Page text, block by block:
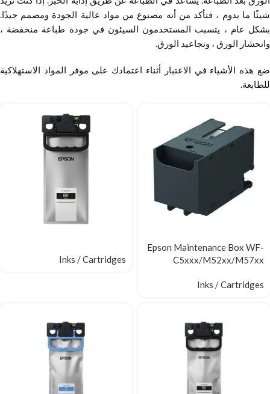
شيئًا ما يدوم ، فتأكد من أنه مصنوع من مواد عالية الجودة ومصمم جيدًا.
بشكل عام ، يتسبب المستخدمون السيئون في جودة طباعة منخفضة ،
وانحشار الورق ، وتجاعيد الورق.
ضع هذه الأشياء في الاعتبار أثناء اعتمادك على موفر المواد الاستهلاكية
للطابعة.
Epson Maintenance Box WF-
C5xxx/M52xx/M57xx
Inks / Cartridges
Inks / Cartridges